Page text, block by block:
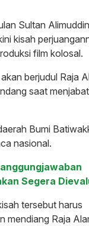
Sultan Alimuddin
kisah
film kolosal.
berjudul Raja
saat menjabat
Bumi
nasional.
Segera
tersebut harus
mendiang Raja